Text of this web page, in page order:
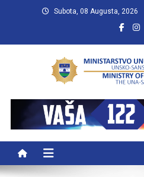
Subota, 08 Augusta, 2026
MUP USK